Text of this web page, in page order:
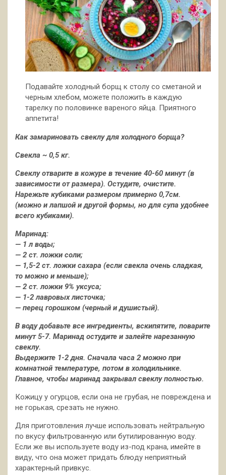
Подавайте холодный борщ к столу со сметаной и
черным хлебом, можете положить в каждую
тарелку по половинке вареного яйца. Приятного
аппетита!
Как замариновать свеклу для холодного борща?
Свекла ~ 0,5 кг.
Свеклу отварите в кожуре в течение 40-60 минут (в
зависимости от размера). Остудите, очистите.
Нарежьте кубиками размером примерно 0,7см.
(можно и лапшой и другой формы, но для супа удобнее
всего кубиками).
Маринад:
— 1 л воды;
— 2 ст. ложки соли;
— 1,5-2 ст. ложки сахара (если свекла очень сладкая,
то можно и меньше);
— 2 ст. ложки 9% уксуса;
— 1-2 лавровых листочка;
— перец горошком (черный и душистый).
В воду добавьте все ингредиенты, вскипятите, поварите
минут 5-7. Маринад остудите и залейте нарезанную
свеклу.
Выдержите 1-2 дня. Сначала часа 2 можно при
комнатной температуре, потом в холодильнике.
Главное, чтобы маринад закрывал свеклу полностью.
Кожицу у огурцов, если она не грубая, не повреждена и
не горькая, срезать не нужно.
Для приготовления лучше использовать нейтральную
по вкусу фильтрованную или бутилированную воду.
Если же вы используете воду из-под крана, имейте в
виду, что она может придать блюду неприятный
характерный привкус.